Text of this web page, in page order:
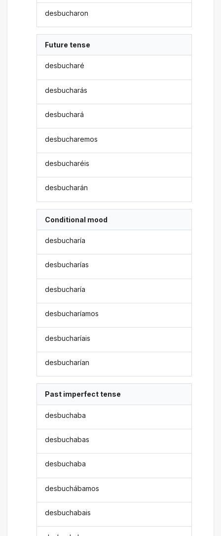
desbucharon
Future tense
desbucharé
desbucharás
desbuchará
desbucharemos
desbucharéis
desbucharán
Conditional mood
desbucharía
desbucharías
desbucharía
desbucharíamos
desbucharíais
desbucharían
Past imperfect tense
desbuchaba
desbuchabas
desbuchaba
desbuchábamos
desbuchabais